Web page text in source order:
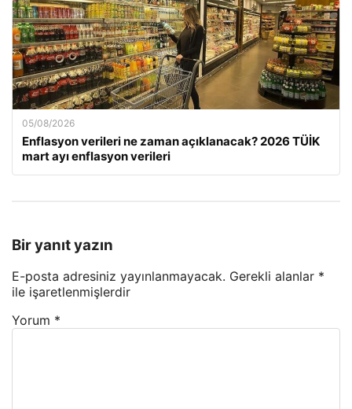
05/08/2026
Enflasyon verileri ne zaman açıklanacak? 2026 TÜİK
mart ayı enflasyon verileri
Bir yanıt yazın
E-posta adresiniz yayınlanmayacak. Gerekli alanlar *
ile işaretlenmişlerdir
Yorum *